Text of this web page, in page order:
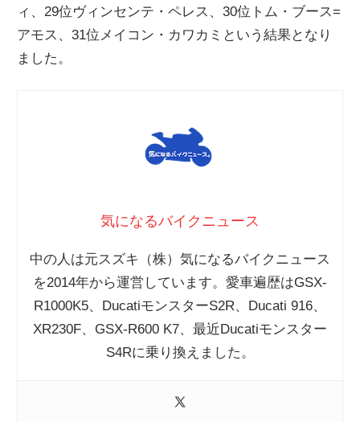
ィ、29位ヴィンセンテ・ペレス、30位トム・ブース=
アモス、31位メイコン・カワカミという結果となり
ました。
気になるバイクニュース
中の人は元スズキ（株）気になるバイクニュース
を2014年から運営しています。愛車遍歴はGSX-
R1000K5、DucatiモンスターS2R、Ducati 916、
XR230F、GSX-R600 K7、最近Ducatiモンスター
S4Rに乗り換えました。